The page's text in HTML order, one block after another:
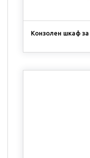
Конзолен шкаф